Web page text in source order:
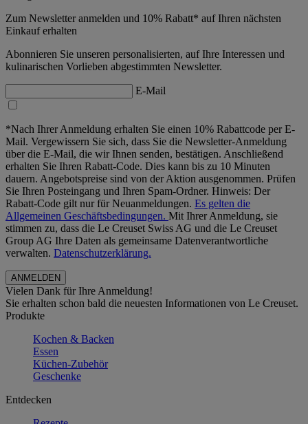
Zum Newsletter anmelden und 10% Rabatt* auf Ihren nächsten
Einkauf erhalten
Abonnieren Sie unseren personalisierten, auf Ihre Interessen und
kulinarischen Vorlieben abgestimmten Newsletter.
E-Mail
*Nach Ihrer Anmeldung erhalten Sie einen 10% Rabattcode per E-
Mail. Vergewissern Sie sich, dass Sie die Newsletter-Anmeldung
über die E-Mail, die wir Ihnen senden, bestätigen. Anschließend
erhalten Sie Ihren Rabatt-Code. Dies kann bis zu 10 Minuten
dauern. Angebotspreise sind von der Aktion ausgenommen. Prüfen
Sie Ihren Posteingang und Ihren Spam-Ordner. Hinweis: Der
Rabatt-Code gilt nur für Neuanmeldungen. Es gelten die
Allgemeinen Geschäftsbedingungen. Mit Ihrer Anmeldung, sie
stimmen zu, dass die Le Creuset Swiss AG und die Le Creuset
Group AG Ihre Daten als gemeinsame Datenverantwortliche
verwalten. Datenschutzerklärung.
Vielen Dank für Ihre Anmeldung!
Sie erhalten schon bald die neuesten Informationen von Le Creuset.
Produkte
Kochen & Backen
Essen
Küchen-Zubehör
Geschenke
Entdecken